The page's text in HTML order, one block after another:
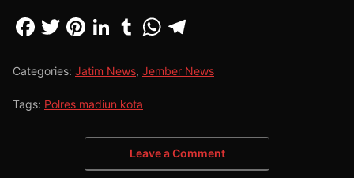
Categories: Jatim News, Jember News
Tags: Polres madiun kota
Leave a Comment